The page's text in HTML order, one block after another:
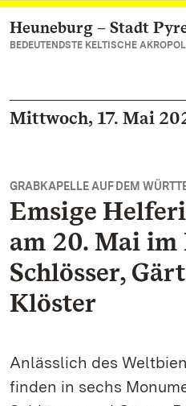
Zum Hauptinhalt
Heuneburg – Stadt
BEDEUTENDSTE KELTISCHE
Mittwoch, 17. Mai
GRABKAPELLE AUF DEM
Emsige
am 20. Mai im
Schlösser,
Klöster
Anlässlich des
finden in sechs